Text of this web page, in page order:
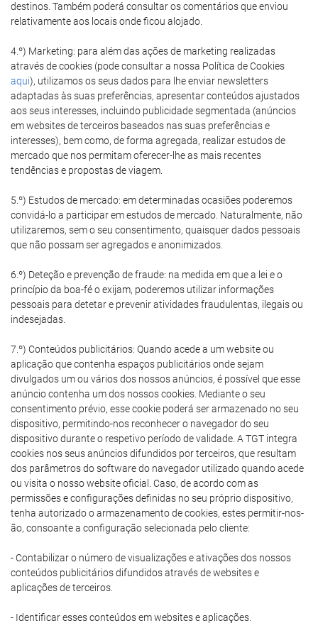
destinos. Também poderá consultar os comentários que enviou
relativamente aos locais onde ficou alojado.
4.º) Marketing: para além das ações de marketing realizadas
através de cookies (pode consultar a nossa Política de Cookies
aqui), utilizamos os seus dados para lhe enviar newsletters
adaptadas às suas preferências, apresentar conteúdos ajustados
aos seus interesses, incluindo publicidade segmentada (anúncios
em websites de terceiros baseados nas suas preferências e
interesses), bem como, de forma agregada, realizar estudos de
mercado que nos permitam oferecer-lhe as mais recentes
tendências e propostas de viagem.
5.º) Estudos de mercado: em determinadas ocasiões poderemos
convidá-lo a participar em estudos de mercado. Naturalmente, não
utilizaremos, sem o seu consentimento, quaisquer dados pessoais
que não possam ser agregados e anonimizados.
6.º) Deteção e prevenção de fraude: na medida em que a lei e o
princípio da boa-fé o exijam, poderemos utilizar informações
pessoais para detetar e prevenir atividades fraudulentas, ilegais ou
indesejadas.
7.º) Conteúdos publicitários: Quando acede a um website ou
aplicação que contenha espaços publicitários onde sejam
divulgados um ou vários dos nossos anúncios, é possível que esse
anúncio contenha um dos nossos cookies. Mediante o seu
consentimento prévio, esse cookie poderá ser armazenado no seu
dispositivo, permitindo-nos reconhecer o navegador do seu
dispositivo durante o respetivo período de validade. A TGT integra
cookies nos seus anúncios difundidos por terceiros, que resultam
dos parâmetros do software do navegador utilizado quando acede
ou visita o nosso website oficial. Caso, de acordo com as
permissões e configurações definidas no seu próprio dispositivo,
tenha autorizado o armazenamento de cookies, estes permitir-nos-
ão, consoante a configuração selecionada pelo cliente:
- Contabilizar o número de visualizações e ativações dos nossos
conteúdos publicitários difundidos através de websites e
aplicações de terceiros.
- Identificar esses conteúdos em websites e aplicações.